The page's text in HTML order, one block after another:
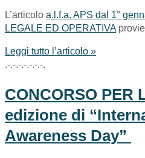
L’articolo a.l.f.a. APS dal 1°
LEGALE ED OPERATIVA
Leggi tutto l’articolo »
.-.-.-.-.-.-.-.
CONCORSO PER
edizione di
Awareness Day”